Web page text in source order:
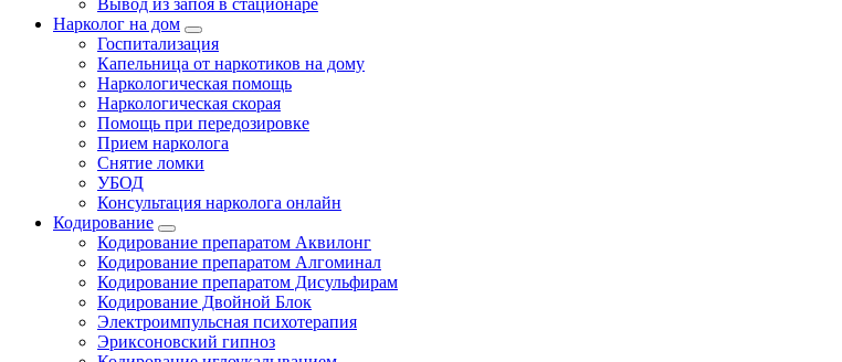
Вывод из запоя в стационаре
Нарколог на дом
Госпитализация
Капельница от наркотиков на дому
Наркологическая помощь
Наркологическая скорая
Помощь при передозировке
Прием нарколога
Снятие ломки
УБОД
Консультация нарколога онлайн
Кодирование
Кодирование препаратом Аквилонг
Кодирование препаратом Алгоминал
Кодирование препаратом Дисульфирам
Кодирование Двойной Блок
Электроимпульсная психотерапия
Эриксоновский гипноз